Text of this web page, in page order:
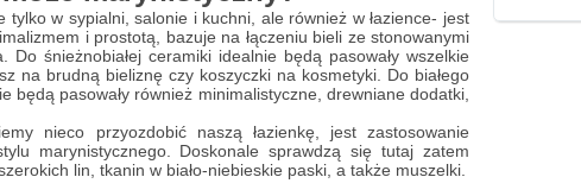
w sypialni, salonie i kuchni, ale również w łazience- jest
i prostotą, bazuje na łączeniu bieli ze stonowanymi
śnieżnobiałej ceramiki idealnie będą pasowały wszelkie
na brudną bieliznę czy koszyczki na kosmetyki. Do białego
będą pasowały również minimalistyczne, drewniane dodatki,
nieco przyozdobić naszą łazienkę, jest zastosowanie
marynistycznego. Doskonale sprawdzą się tutaj zatem
lin, tkanin w biało-niebieskie paski, a także muszelki.